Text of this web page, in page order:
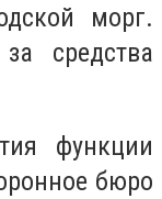
морг.
средства
функции
бюро